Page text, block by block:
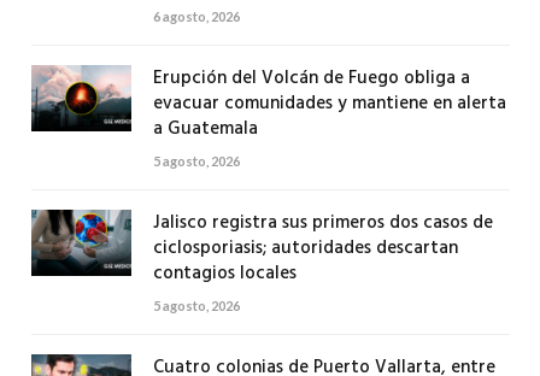
6 agosto, 2026
Erupción del Volcán de Fuego obliga a
evacuar comunidades y mantiene en alerta
a Guatemala
5 agosto, 2026
Jalisco registra sus primeros dos casos de
ciclosporiasis; autoridades descartan
contagios locales
5 agosto, 2026
Cuatro colonias de Puerto Vallarta, entre